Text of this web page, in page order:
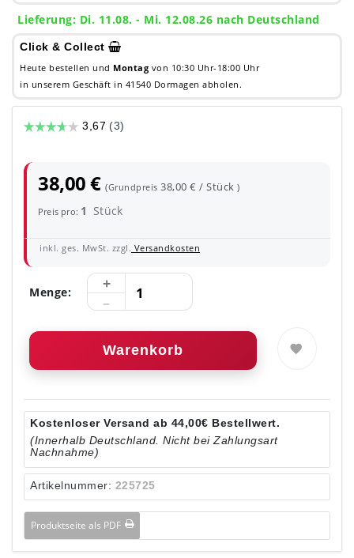
Lieferung: Di. 11.08. - Mi. 12.08.26 nach Deutschland
Click & Collect
Heute bestellen und Montag von 10:30 Uhr-18:00 Uhr
in unserem Geschäft in 41540 Dormagen abholen.
38,00 €(Grundpreis38,00 € / Stück)
Preis pro: 1 Stück
inkl. ges. MwSt. zzgl. Versandkosten
Menge:
Warenkorb
Kostenloser Versand ab 44,00€ Bestellwert.
(Innerhalb Deutschland. Nicht bei Zahlungsart
Nachnahme)
Artikelnummer: 225725
Produktseite als PDF